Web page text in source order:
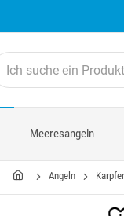
Meeresangeln
Angeln